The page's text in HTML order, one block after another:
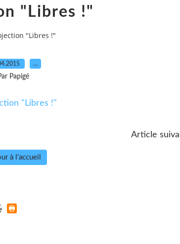
"Libres !"
"Libres !"
…
Papigé
Article
à l'accueil